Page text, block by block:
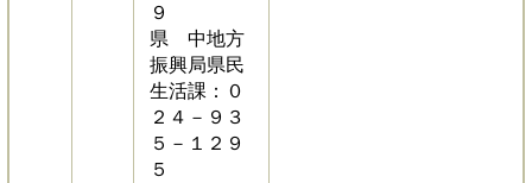
９
県 中地方
振興局県民
生活課：０
２４－９３
５－１２９
５